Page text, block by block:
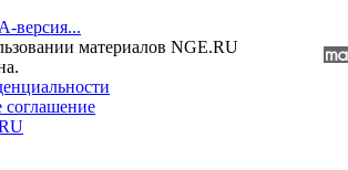
версия...
материалов NGE.RU
соглашение